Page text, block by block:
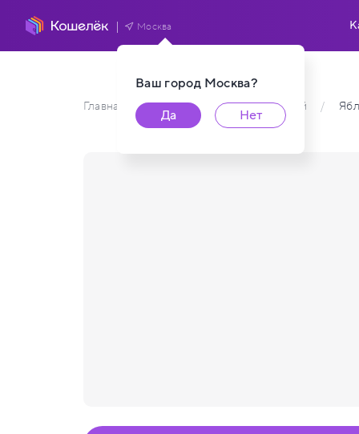
Ваш город Москва?
Да
Нет
Москва
Главная / Каталог карт пользователей /